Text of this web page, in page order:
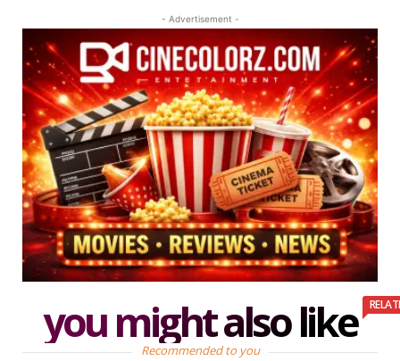
- Advertisement -
you might also like
Recommended to you